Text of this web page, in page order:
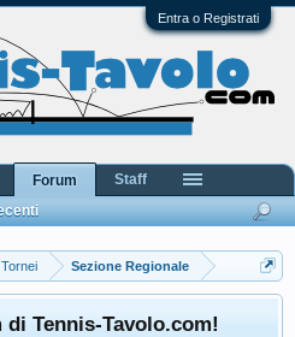
Entra o Registrati
Sezione Regionale
Tennis-Tavolo.com!
Forum
Staff